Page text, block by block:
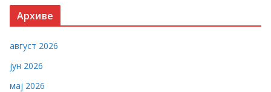
Архиве
август 2026
јун 2026
мај 2026